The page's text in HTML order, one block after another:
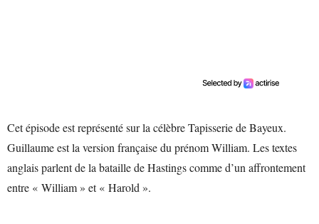
Cet épisode est représenté sur la célèbre Tapisserie de Bayeux.
Guillaume est la version française du prénom William. Les textes
anglais parlent de la bataille de Hastings comme d’un affrontement
entre « William » et « Harold ».